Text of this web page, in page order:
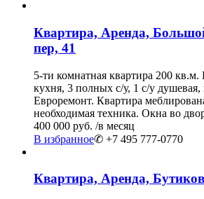
Квартира, Аренда,
пер, 41
5-ти комнатная квартира 200 кв.м.
кухня, 3 полных с/у, 1 с/у душевая,
Евроремонт. Квартира
необходимая техника. Окна во
400 000 руб. /в месяц
В избранное✆ +7 495 777-0770
Квартира, Аренда,